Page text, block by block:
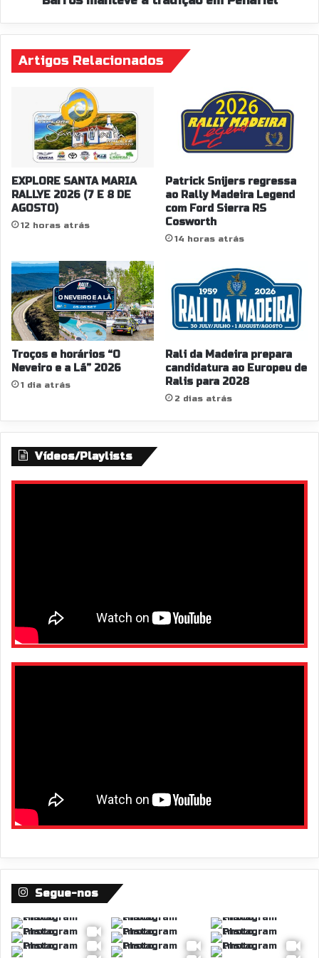
Artigos Relacionados
EXPLORE SANTA MARIA
RALLYE 2026 (7 E 8 DE
AGOSTO)
12 horas atrás
Patrick Snijers regressa
ao Rally Madeira Legend
com Ford Sierra RS
Cosworth
14 horas atrás
Troços e horários “O
Neveiro e a Lã” 2026
1 dia atrás
Rali da Madeira prepara
candidatura ao Europeu de
Ralis para 2028
2 dias atrás
Vídeos/Playlists
Segue-nos